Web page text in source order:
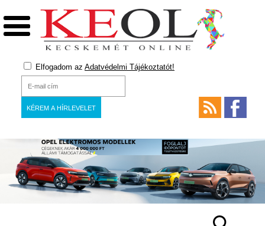
Elfogadom az Adatvédelmi Tájékoztatót!